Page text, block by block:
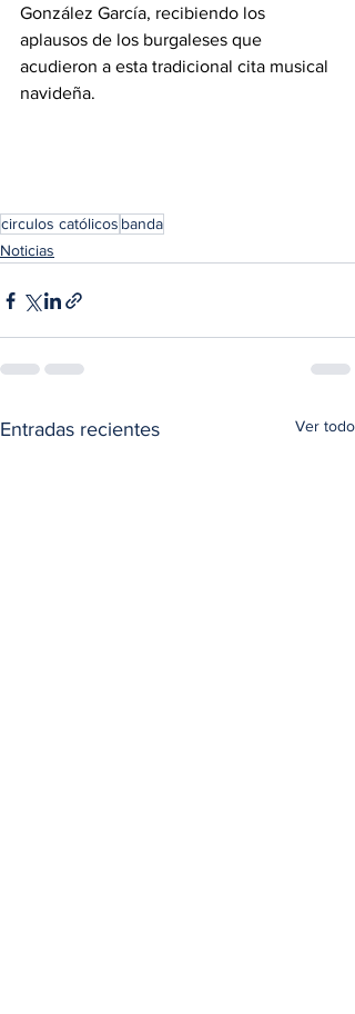
González García, recibiendo los
aplausos de los burgaleses que
acudieron a esta tradicional cita musical
navideña.
circulos católicos banda
Noticias
Entradas recientes Ver todo